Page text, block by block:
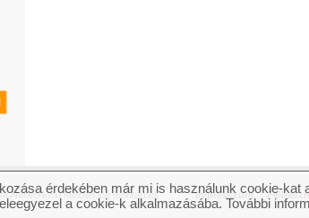
Network.hu Minden jog fenntartva. Impresszum
érdekében már mi is használunk cookie-kat
a cookie-k alkalmazásába. További